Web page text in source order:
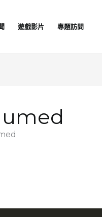
遊戲影片 專題訪問